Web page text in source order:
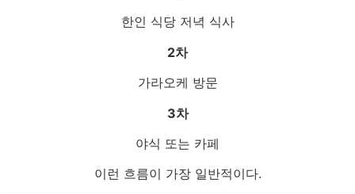
한인 식당 저녁 식사
2차
가라오케 방문
3차
야식 또는 카페
이런 흐름이 가장 일반적이다.